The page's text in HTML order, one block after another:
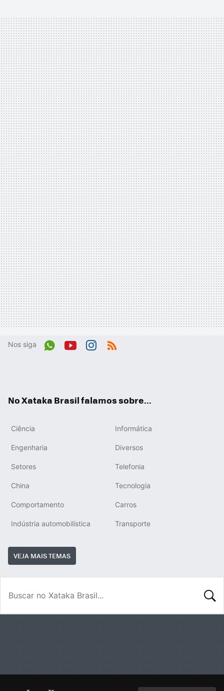
Nos siga
No Xataka Brasil falamos sobre...
Ciência Informática
Engenharia Diversos
Setores Telefonia
China Tecnologia
Comportamento Carros
Indústria automobilística Transporte
VEJA MAIS TEMAS